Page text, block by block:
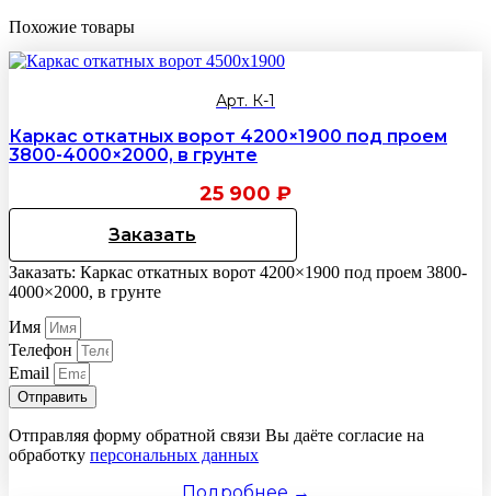
Похожие товары
Арт. К-1
Каркас откатных ворот 4200×1900 под проем
3800-4000×2000, в грунте
25 900 ₽
Заказать
Заказать: Каркас откатных ворот 4200×1900 под проем 3800-
4000×2000, в грунте
Имя
Телефон
Email
Отправить
Отправляя форму обратной связи Вы даёте согласие на
обработку персональных данных